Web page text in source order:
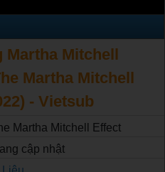
Martha Mitchell
Martha Mitchell
- Vietsub
Martha Mitchell Effect
cập nhật